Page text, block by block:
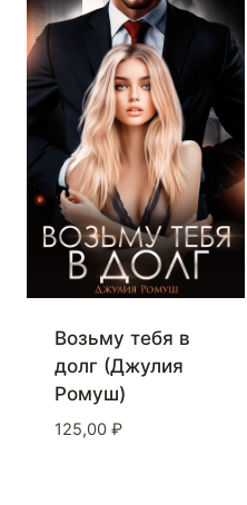
Возьму тебя в
долг (Джулия
Ромуш)
125,00 ₽